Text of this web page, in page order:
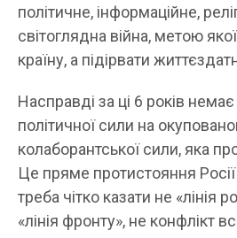
політичне, інформаційне,
світоглядна війна, метою
країну, а підірвати
Насправді за ці 6 років
політичної сили на
колаборантської сили, яка
Це пряме протистояння
треба чітко казати не «лінія
«лінія фронту», не конфлікт